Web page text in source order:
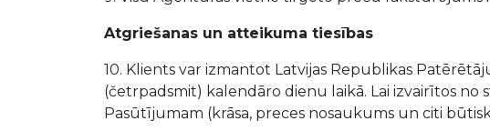
Atgriešanas un atteikuma tiesības
10. Klients var izmantot Latvijas Republikas
(četrpadsmit) kalendāro dienu laikā. Lai izvairītos no
Pasūtījumam (krāsa, preces nosaukums un citi